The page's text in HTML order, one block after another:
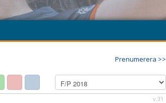
Prenumerera >>
v.31